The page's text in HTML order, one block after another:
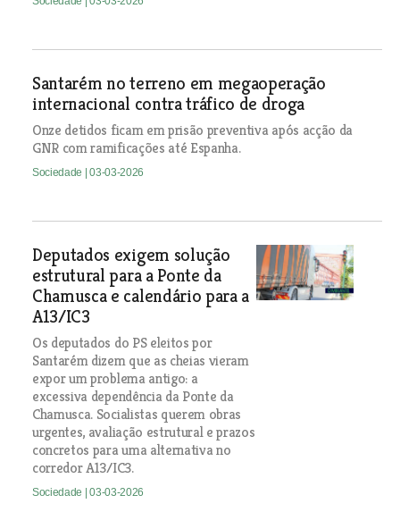
Santarém no terreno em megaoperação
internacional contra tráfico de droga
Onze detidos ficam em prisão preventiva após acção da
GNR com ramificações até Espanha.
Sociedade | 03-03-2026
Deputados exigem solução
estrutural para a Ponte da
Chamusca e calendário para a
A13/IC3
Os deputados do PS eleitos por
Santarém dizem que as cheias vieram
expor um problema antigo: a
excessiva dependência da Ponte da
Chamusca. Socialistas querem obras
urgentes, avaliação estrutural e prazos
concretos para uma alternativa no
corredor A13/IC3.
Sociedade | 03-03-2026